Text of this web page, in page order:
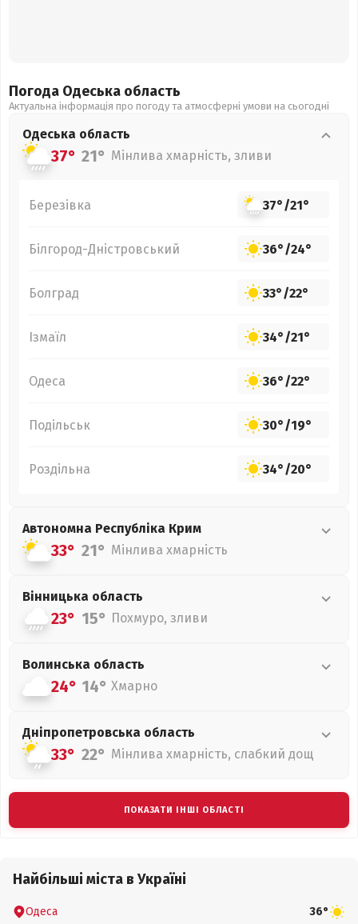
Погода Одеська область
Актуальна інформація про погоду та атмосферні умови на сьогодні
Одеська область
37° 21° Мінлива хмарність, зливи
Березівка 37°/21°
Білгород-Дністровський 36°/24°
Болград 33°/22°
Ізмаїл 34°/21°
Одеса 36°/22°
Подільськ 30°/19°
Роздільна 34°/20°
Автономна Республіка Крим
33° 21° Мінлива хмарність
Вінницька область
23° 15° Похмуро, зливи
Волинська область
24° 14° Хмарно
Дніпропетровська область
33° 22° Мінлива хмарність, слабкий дощ
ПОКАЗАТИ ІНШІ ОБЛАСТІ
Найбільші міста в Україні
Одеса 36°